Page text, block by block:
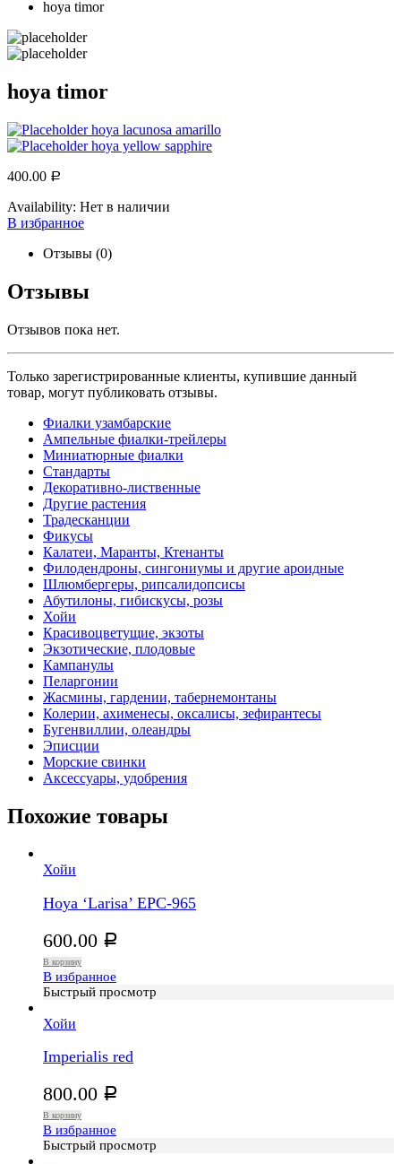
hoya timor
hoya timor
hoya lacunosa amarillo
hoya yellow sapphire
400.00 Р
Availability: Нет в наличии
В избранное
Отзывы (0)
Отзывы
Отзывов пока нет.
Только зарегистрированные клиенты, купившие данный
товар, могут публиковать отзывы.
Фиалки узамбарские
Ампельные фиалки-трейлеры
Миниатюрные фиалки
Стандарты
Декоративно-лиственные
Другие растения
Традесканции
Фикусы
Калатеи, Маранты, Ктенанты
Филодендроны, сингониумы и другие ароидные
Шлюмбергеры, рипсалидопсисы
Абутилоны, гибискусы, розы
Хойи
Красивоцветущие, экзоты
Экзотические, плодовые
Кампанулы
Пеларгонии
Жасмины, гардении, табернемонтаны
Колерии, ахименесы, оксалисы, зефирантесы
Бугенвиллии, олеандры
Эписции
Морские свинки
Аксессуары, удобрения
Похожие товары
Хойи
Hoya ‘Larisa’ EPC-965
600.00 Р
В корзину
В избранное
Быстрый просмотр
Хойи
Imperialis red
800.00 Р
В корзину
В избранное
Быстрый просмотр